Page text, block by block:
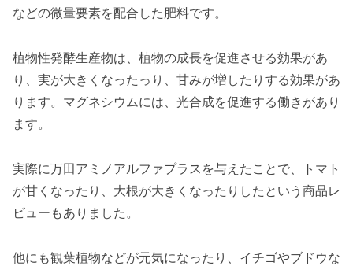
などの微量要素を配合した肥料です。
植物性発酵生産物は、植物の成長を促進させる効果があ
り、実が大きくなったっり、甘みが増したりする効果があ
ります。マグネシウムには、光合成を促進する働きがあり
ます。
実際に万田アミノアルファプラスを与えたことで、トマト
が甘くなったり、大根が大きくなったりしたという商品レ
ビューもありました。
他にも観葉植物などが元気になったり、イチゴやブドウな